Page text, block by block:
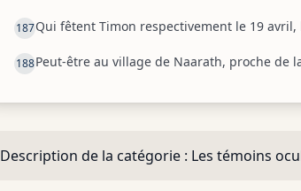
187Qui fêtent Timon respectivement le 19
188Peut-être au village de Naarath, proche de
Description de la catégorie : Les témoins